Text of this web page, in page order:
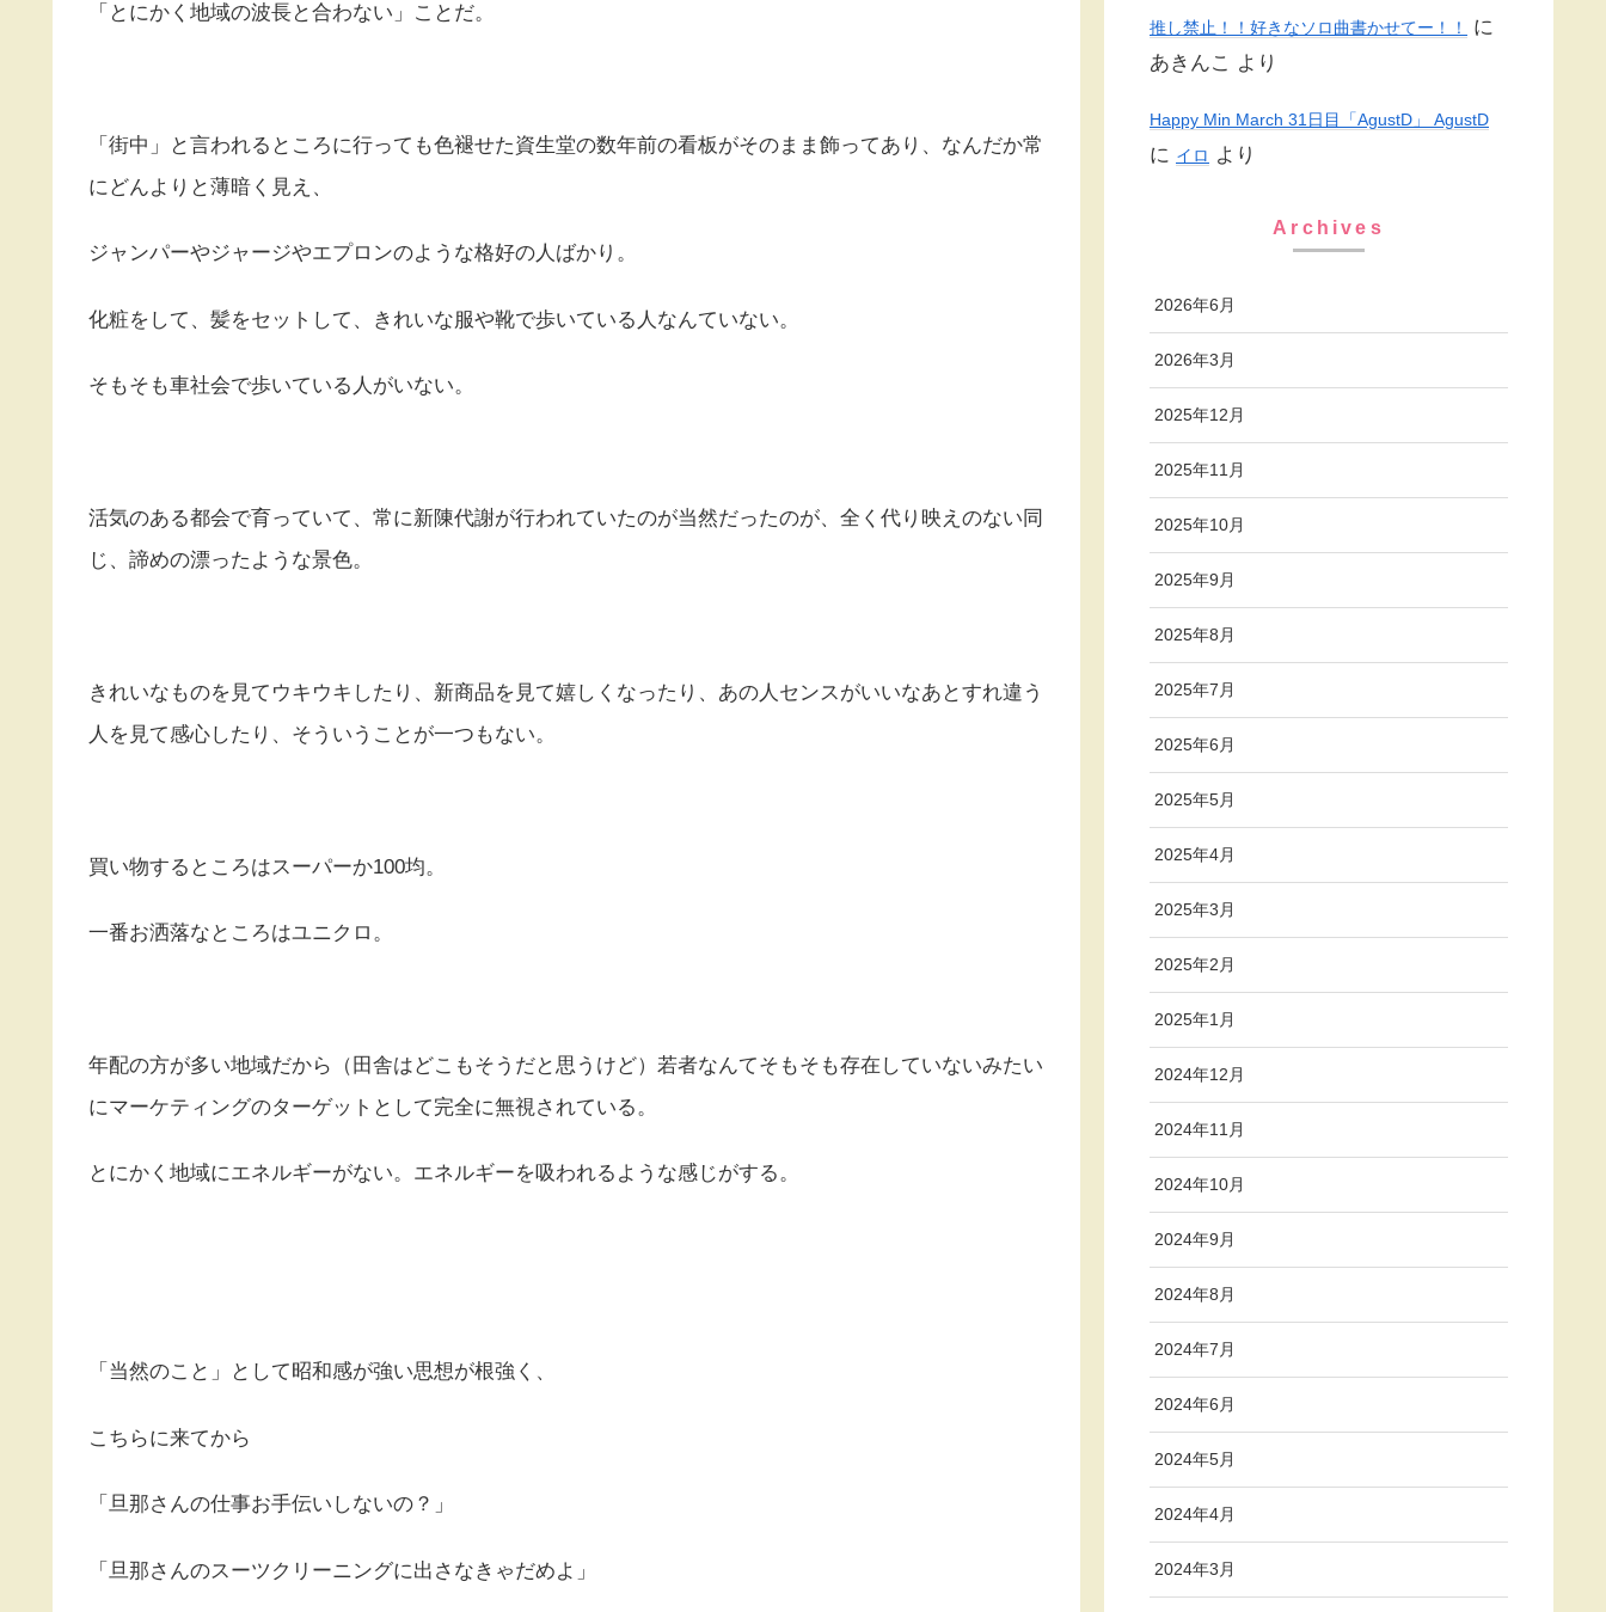
「とにかく地域の波長と合わない」ことだ。
「街中」と言われるところに行っても色褪せた資生堂の数年前の看板がそのまま飾ってあり、なんだか常
にどんよりと薄暗く見え、
ジャンパーやジャージやエプロンのような格好の人ばかり。
化粧をして、髪をセットして、きれいな服や靴で歩いている人なんていない。
そもそも車社会で歩いている人がいない。
活気のある都会で育っていて、常に新陳代謝が行われていたのが当然だったのが、全く代り映えのない同
じ、諦めの漂ったような景色。
きれいなものを見てウキウキしたり、新商品を見て嬉しくなったり、あの人センスがいいなあとすれ違う
人を見て感心したり、そういうことが一つもない。
買い物するところはスーパーか100均。
一番お洒落なところはユニクロ。
年配の方が多い地域だから（田舎はどこもそうだと思うけど）若者なんてそもそも存在していないみたい
にマーケティングのターゲットとして完全に無視されている。
とにかく地域にエネルギーがない。エネルギーを吸われるような感じがする。
「当然のこと」として昭和感が強い思想が根強く、
こちらに来てから
「旦那さんの仕事お手伝いしないの？」
「旦那さんのスーツクリーニングに出さなきゃだめよ」
推し禁止！！好きなソロ曲書かせてー！！
に
あきんこ
より
Happy Min March 31日目「AgustD」 AgustD
に イロ より
Archives
2026年6月
2026年3月
2025年12月
2025年11月
2025年10月
2025年9月
2025年8月
2025年7月
2025年6月
2025年5月
2025年4月
2025年3月
2025年2月
2025年1月
2024年12月
2024年11月
2024年10月
2024年9月
2024年8月
2024年7月
2024年6月
2024年5月
2024年4月
2024年3月